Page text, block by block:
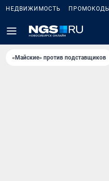
НЕДВИЖИМОСТЬ ПРОМОКОДЫ
«Майские» против подставщиков